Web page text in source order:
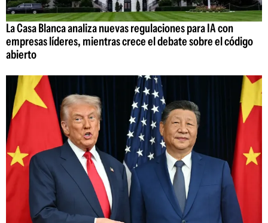
La Casa Blanca analiza nuevas regulaciones para IA con
empresas líderes, mientras crece el debate sobre el código
abierto